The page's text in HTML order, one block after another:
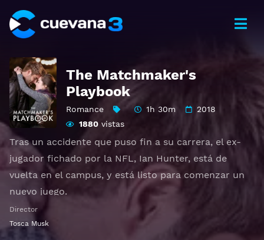
The Matchmaker's
Playbook
Romance 1h 30m
2018
1880 vistas
Tras un accidente que puso fin a su carrera, el ex-
jugador fichado por la NFL, Ian Hunter, está de
vuelta en el campus, y está listo para comenzar un
nuevo juego.
Ver The Matchmaker's Playbook Gratis HD 1080p
720p | Idioma español latino, subtitulado, castellano
Director
Tosca Musk